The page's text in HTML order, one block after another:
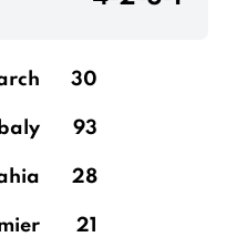
30
93
28
21